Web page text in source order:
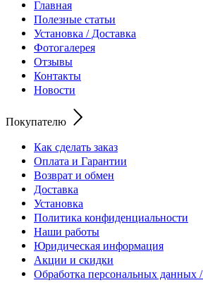
Главная
Полезные статьи
Установка / Доставка
Фотогалерея
Отзывы
Контакты
Новости
Покупателю
Как сделать заказ
Оплата и Гарантии
Возврат и обмен
Доставка
Установка
Политика конфиденциальности
Наши работы
Юридическая информация
Акции и скидки
Обработка персональных данных